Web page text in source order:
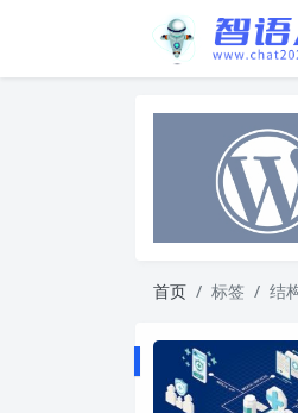
首页 标签 结